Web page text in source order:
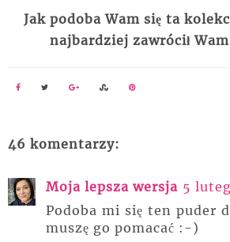
Jak podoba Wam się ta
najbardziej zawrócił Wam
46 komentarzy:
Moja lepsza wersja 5
Podoba mi się ten puder
muszę go pomacać :-)